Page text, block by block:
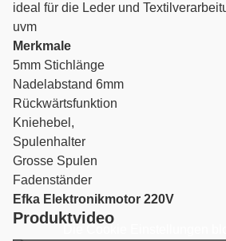
ideal für die Leder und
uvm
Merkmale
5mm Stichlänge
Nadelabstand 6mm
Rückwärtsfunktion
Kniehebel,
Spulenhalter
Grosse Spulen
Fadenständer
Efka Elektronikmotor 220V
Produktvideo